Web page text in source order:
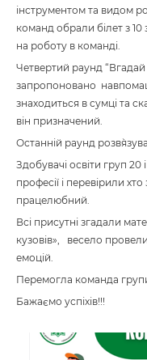
інструментом та видом
команд обрали білет з
на роботу в команді.
Четвертий раунд
запропоновано
знаходиться в сумці та
він призначений.
Останній раунд
Здобувачі освіти груп 20
професії і перевірили
працелюбний.
Всі присутні згадали
кузовів», весело
емоцій.
Перемогла команда
Бажаємо успіхів!!!